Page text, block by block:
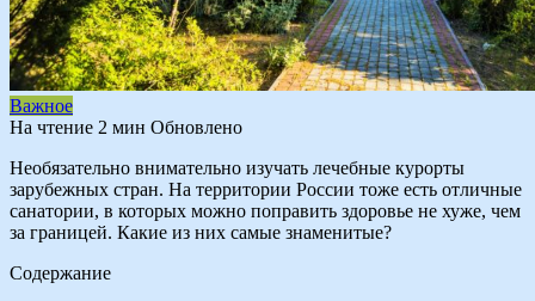
Важное
На чтение 2 мин Обновлено
Необязательно внимательно изучать лечебные курорты
зарубежных стран. На территории России тоже есть отличные
санатории, в которых можно поправить здоровье не хуже, чем
за границей. Какие из них самые знаменитые?
Содержание